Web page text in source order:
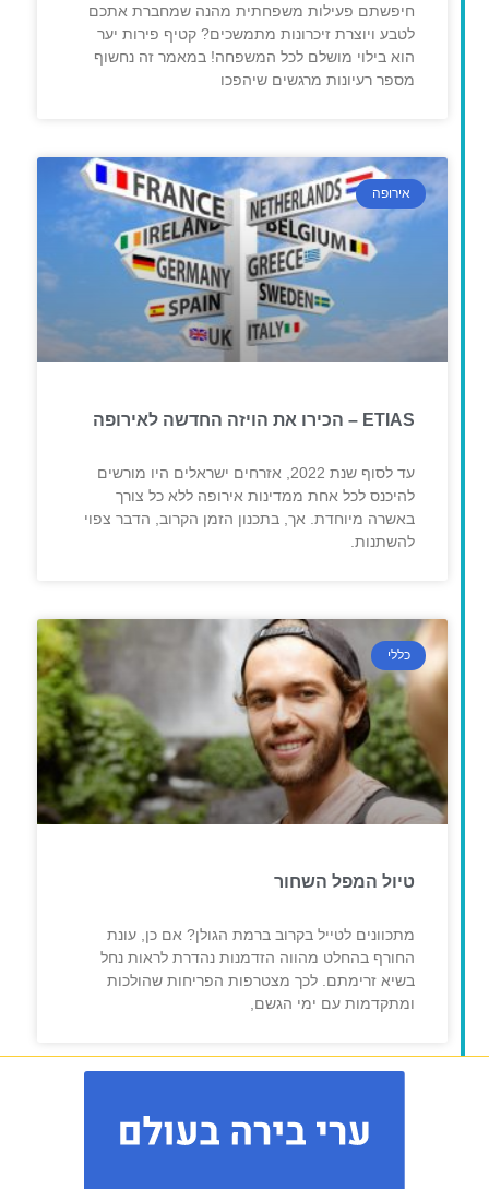
חיפשתם פעילות משפחתית מהנה שמחברת אתכם
לטבע ויוצרת זיכרונות מתמשכים? קטיף פירות יער
הוא בילוי מושלם לכל המשפחה! במאמר זה נחשוף
מספר רעיונות מרגשים שיהפכו
אירופה
ETIAS – הכירו את הויזה החדשה לאירופה
עד לסוף שנת 2022, אזרחים ישראלים היו מורשים
להיכנס לכל אחת ממדינות אירופה ללא כל צורך
באשרה מיוחדת. אך, בתכנון הזמן הקרוב, הדבר צפוי
להשתנות.
כללי
טיול המפל השחור
מתכוונים לטייל בקרוב ברמת הגולן? אם כן, עונת
החורף בהחלט מהווה הזדמנות נהדרת לראות נחל
בשיא זרימתם. לכך מצטרפות הפריחות שהולכות
ומתקדמות עם ימי הגשם,